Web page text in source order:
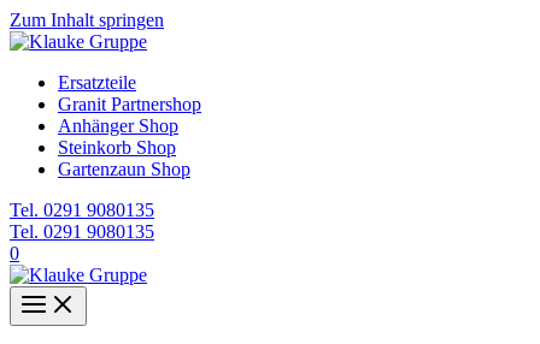
Zum Inhalt springen
Ersatzteile
Granit Partnershop
Anhänger Shop
Steinkorb Shop
Gartenzaun Shop
Tel. 0291 9080135
Tel. 0291 9080135
0